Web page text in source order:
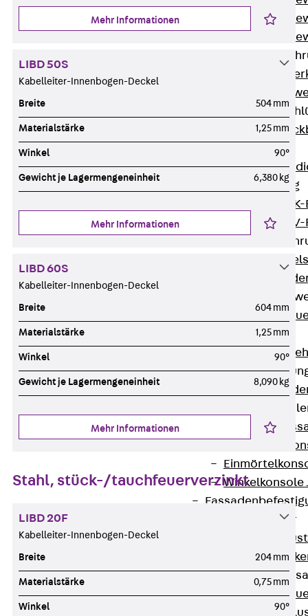
Zurück
FERBOX®
GFK-Bewehrung
FIBERNOX®
GRIPRIP®
Zurück
Winkelkonsole
Brüstungsanker
Zurück
Mehr Informationen
LIBD 50S
Kabelleiter-Innenbogen-Deckel
Breite 504 mm
Materialstärke 1,25 mm
Winkel 90°
Gewicht je Lagermengeneinheit 6,380 kg
Mehr Informationen
LIBD 60S
Kabelleiter-Innenbogen-Deckel
Breite 604 mm
Materialstärke 1,25 mm
Winkel 90°
Gewicht je Lagermengeneinheit 8,090 kg
Mehr Informationen
Stahl, stück-/tauchfeuerverzinkt
LIBD 20F
Kabelleiter-Innenbogen-Deckel
Breite 204 mm
Materialstärke 0,75 mm
Winkel 90°